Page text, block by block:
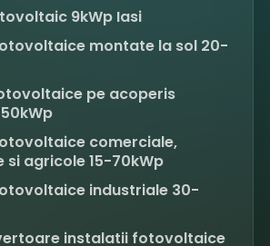
9kWp Iasi
montate la sol 20-
pe acoperis
comerciale,
si agricole 15-70kWp
industriale 30-
instalatii fotovoltaice